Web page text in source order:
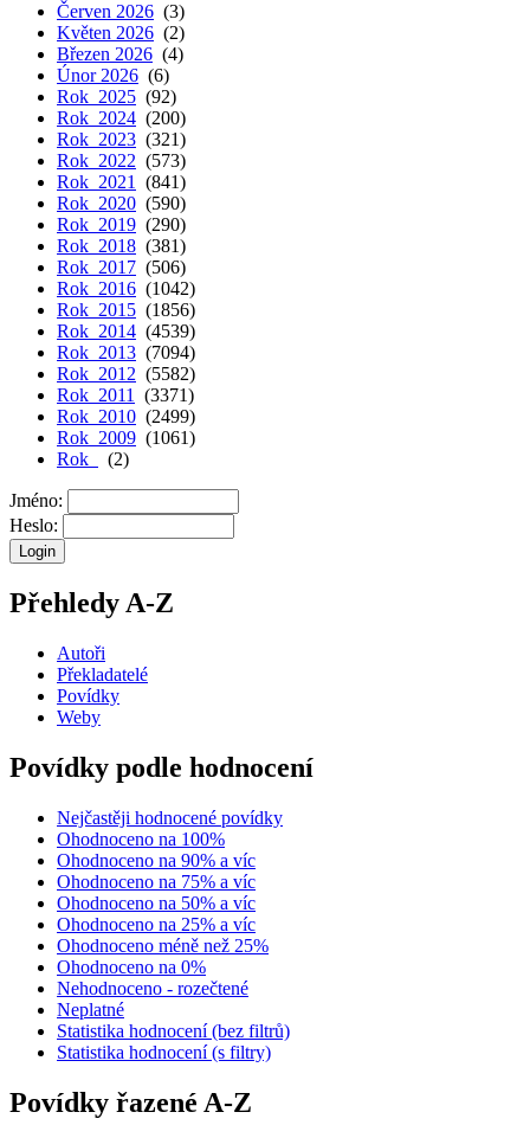
Červen 2026 (3)
Květen 2026 (2)
Březen 2026 (4)
Únor 2026 (6)
Rok 2025 (92)
Rok 2024 (200)
Rok 2023 (321)
Rok 2022 (573)
Rok 2021
(841)
Rok 2020 (590)
Rok 2019 (290)
Rok 2018 (381)
Rok 2017 (506)
Rok 2016 (1042)
Rok 2015 (1856)
Rok 2014 (4539)
Rok 2013 (7094)
Rok 2012 (5582)
Rok 2011
(3371)
Rok 2010 (2499)
Rok 2009 (1061)
Rok
(2)
Jméno:
Heslo:
Přehledy A-Z
Autoři
Překladatelé
Povídky
Weby
Povídky podle hodnocení
Nejčastěji hodnocené povídky
Ohodnoceno na 100%
Ohodnoceno na 90% a víc
Ohodnoceno na 75% a víc
Ohodnoceno na 50% a víc
Ohodnoceno na 25% a víc
Ohodnoceno méně než 25%
Ohodnoceno na 0%
Nehodnoceno - rozečtené
Neplatné
Statistika hodnocení (bez filtrů)
Statistika hodnocení (s filtry)
Povídky řazené A-Z